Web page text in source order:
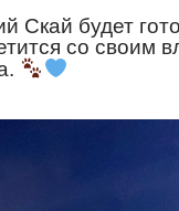
Скай будет
со своим